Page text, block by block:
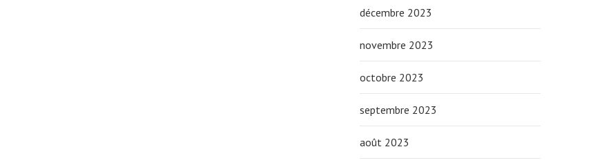
décembre 2023
novembre 2023
octobre 2023
septembre 2023
août 2023